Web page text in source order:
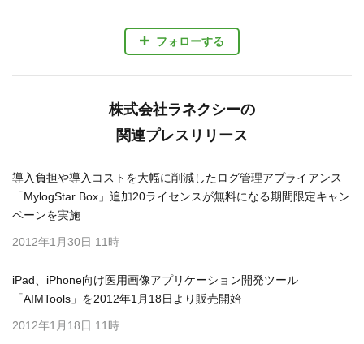
フォローする
株式会社ラネクシーの
関連プレスリリース
導入負担や導入コストを大幅に削減したログ管理アプライアンス
「MylogStar Box」追加20ライセンスが無料になる期間限定キャン
ペーンを実施
2012年1月30日 11時
iPad、iPhone向け医用画像アプリケーション開発ツール
「AIMTools」を2012年1月18日より販売開始
2012年1月18日 11時